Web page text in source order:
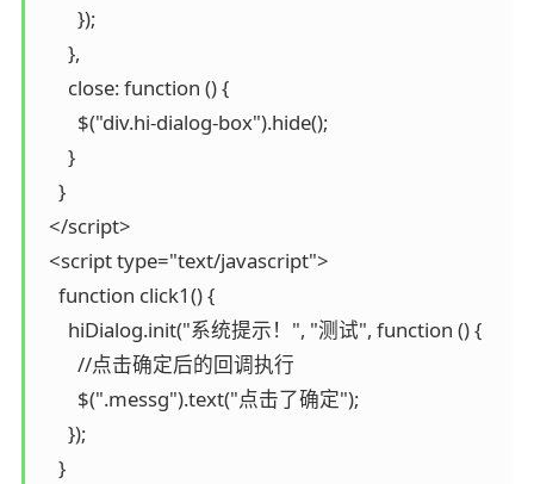
        });
      },
      close: function () {
        $("div.hi-dialog-box").hide();
      }
    }
  </script>
  <script type="text/javascript">
    function click1() {
      hiDialog.init("系统提示！", "测试", function () {
        //点击确定后的回调执行
        $(".messg").text("点击了确定");
      });
    }